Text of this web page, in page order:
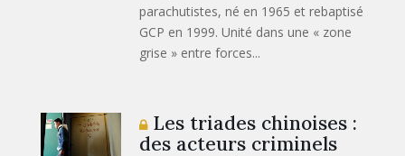
parachutistes, né en 1965 et rebaptisé
GCP en 1999. Unité dans une « zone
grise » entre forces...
Les triades chinoises :
des acteurs criminels